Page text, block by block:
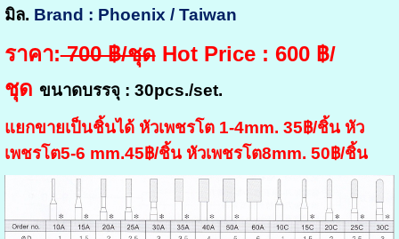
มิล. Brand : Phoenix / Taiwan
ราคา:700 ฿/ชุดHot Price : 600 ฿/
ชุด ขนาดบรรจุ : 30pcs./set.
แยกขายเป็นชิ้นได้ หัวเพชรโต 1-4mm. 35฿/ชิ้น หัว
เพชรโต5-6 mm.45฿/ชิ้น หัวเพชรโต8mm. 50฿/ชิ้น